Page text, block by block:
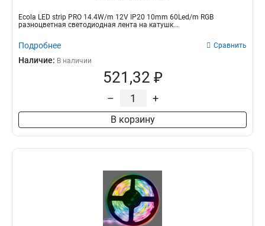
Ecola LED strip PRO 14.4W/m 12V IP20 10mm 60Led/m RGB
разноцветная светодиодная лента на катушк...
Подробнее Сравнить
Наличие: В наличии
521,32 ₽
– +
В корзину